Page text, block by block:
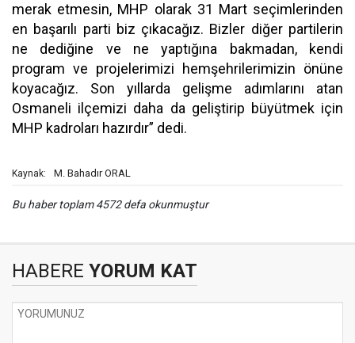
merak etmesin, MHP olarak 31 Mart seçimlerinden
en başarılı parti biz çıkacağız. Bizler diğer partilerin
ne dediğine ve ne yaptığına bakmadan, kendi
program ve projelerimizi hemşehrilerimizin önüne
koyacağız. Son yıllarda gelişme adımlarını atan
Osmaneli ilçemizi daha da geliştirip büyütmek için
MHP kadroları hazırdır” dedi.
Kaynak: M. Bahadır ORAL
Bu haber toplam 4572 defa okunmuştur
HABERE YORUM KAT